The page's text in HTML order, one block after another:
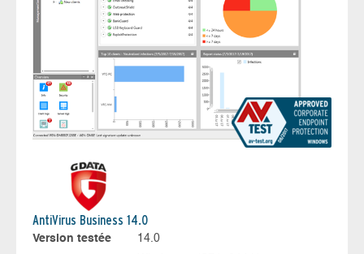
AntiVirus Business 14.0
Version testée
14.0